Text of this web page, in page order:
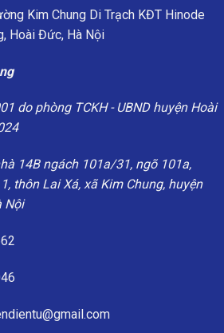
Kim Chung Di Trạch KĐT Hinode
Hoài Đức, Hà Nội
do phòng TCKH - UBND huyện Hoài
14B ngách 101a/31, ngõ 101a,
thôn Lai Xá, xã Kim Chung, huyện
Nội